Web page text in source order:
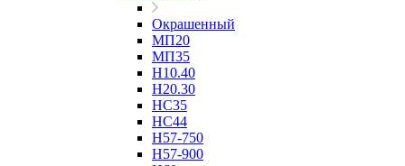
Окрашенный
МП20
МП35
Н10.40
Н20.30
НС35
НС44
Н57-750
Н57-900